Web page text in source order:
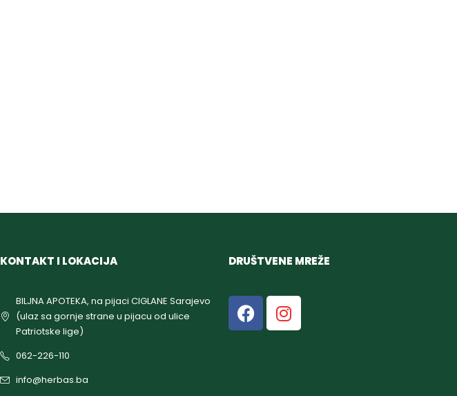
KONTAKT I LOKACIJA
BILJNA APOTEKA, na pijaci CIGLANE Sarajevo
(ulaz sa gornje strane u pijacu od ulice
Patriotske lige)
062-226-110
info@herbas.ba
DRUŠTVENE MREŽE